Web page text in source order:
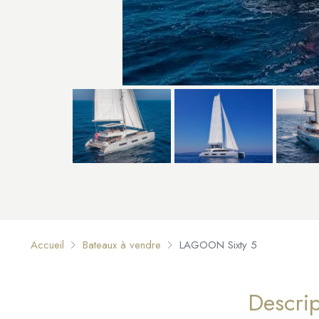
Accueil Bateaux à vendre LAGOON Sixty 5